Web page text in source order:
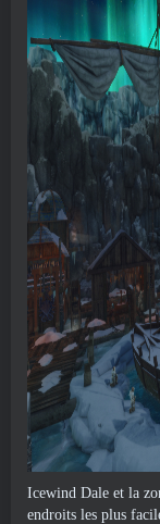
Icewind Dale et la
endroits les plus